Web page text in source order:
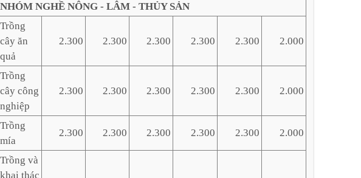
NHÓM NGHỀ NÔNG - LÂM - THỦY SẢN
Trồng
cây ăn
quả
2.300 2.300 2.300 2.300 2.300 2.000
Trồng
cây công
nghiệp
2.300 2.300 2.300 2.300 2.300 2.000
Trồng
mía
2.300 2.300 2.300 2.300 2.300 2.000
Trồng và
khai thác